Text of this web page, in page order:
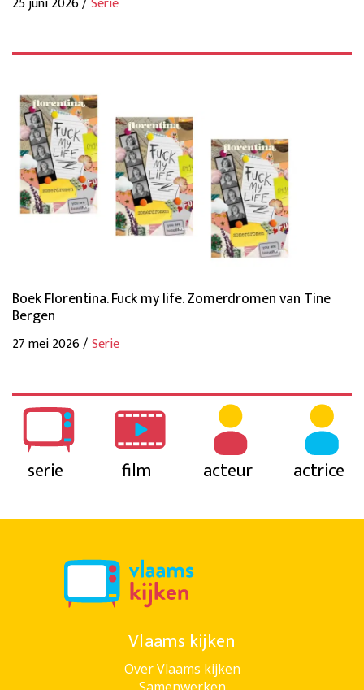
Boek Florentina. Fuck my life. Zomerdromen van Tine
Bergen
27 mei 2026 /Serie
serie film acteur actrice
Vlaams kijken
Over Vlaams kijken